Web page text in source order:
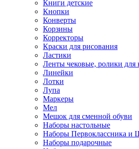
Книги детские
Кнопки
Конверты
Корзины
Корректоры
Краски для рисования
Ластики
Ленты чековые, ролики для
Линейки
Лотки
Лупа
Маркеры
Мел
Мешок для сменной обуви
Наборы настольные
Наборы Первоклассника и
Наборы подарочные